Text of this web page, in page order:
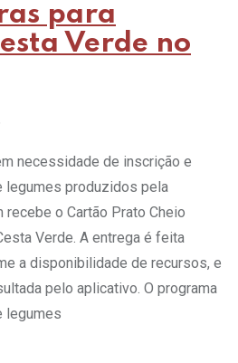
para
Verde no
necessidade de inscrição e
legumes produzidos pela
o Cartão Prato Cheio
Verde. A entrega é feita
a disponibilidade de recursos, e
pelo aplicativo. O programa
legumes